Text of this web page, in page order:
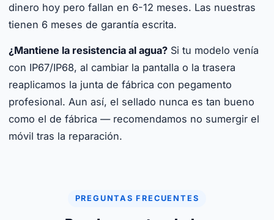
dinero hoy pero fallan en 6-12 meses. Las nuestras
tienen 6 meses de garantía escrita.
¿Mantiene la resistencia al agua? Si tu modelo venía
con IP67/IP68, al cambiar la pantalla o la trasera
reaplicamos la junta de fábrica con pegamento
profesional. Aun así, el sellado nunca es tan bueno
como el de fábrica — recomendamos no sumergir el
móvil tras la reparación.
PREGUNTAS FRECUENTES